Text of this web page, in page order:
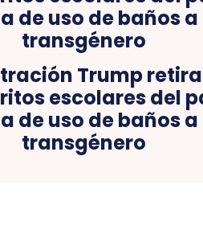
Trump
escolares del
de uso de baños a
transgénero